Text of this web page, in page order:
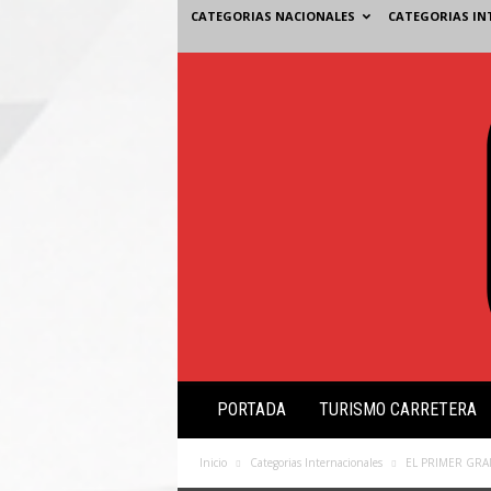
CATEGORIAS NACIONALES CATEGORIAS
s
ó
PORTADA TURISMO CARRETERA
Inicio Categorias Internacionales EL PRIMER